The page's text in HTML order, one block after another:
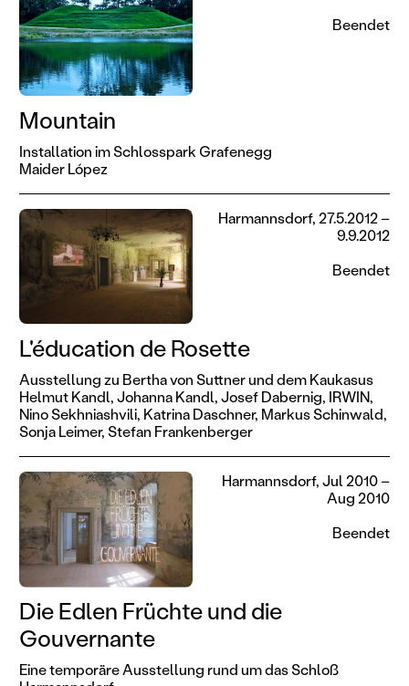
Mountain
Installation im Schlosspark Grafenegg
Maider López
Beendet
L'éducation de Rosette
Ausstellung zu Bertha von Suttner und dem Kaukasus
Helmut Kandl,Johanna Kandl,Josef Dabernig, IRWIN,
Nino Sekhniashvili, Katrina Daschner, Markus Schinwald,
Sonja Leimer,Stefan Frankenberger
Harmannsdorf, 27.5.2012 –
9.9.2012
Beendet
Die Edlen Früchte und die
Gouvernante
Eine temporäre Ausstellung rund um das Schloß
Harmannsdorf, Jul 2010 –
Aug 2010
Beendet